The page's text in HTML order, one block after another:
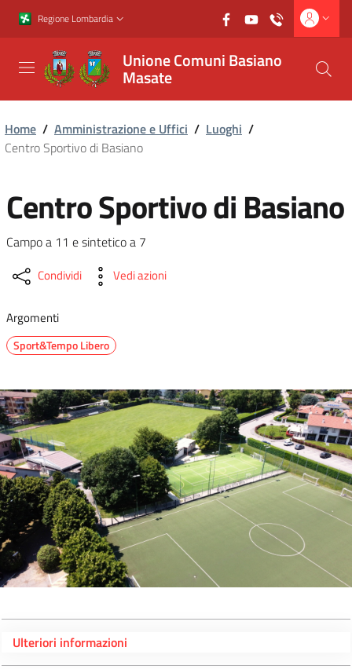
Vai al contenuto principale
Vai al footer
Regione Lombardia
Unione Comuni Basiano
Masate
Home / Amministrazione e Uffici / Luoghi /
Centro Sportivo di Basiano
Centro Sportivo di Basiano
Campo a 11 e sintetico a 7
Condividi Vedi azioni
Argomenti
Sport&Tempo Libero
Ulteriori informazioni